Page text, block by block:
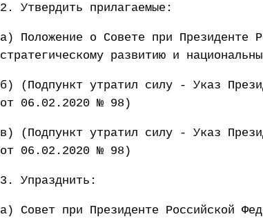
2. Утвердить прилагаемые:
а) Положение о Совете при Президенте
стратегическому развитию и
б) (Подпункт утратил силу - Указ
от 06.02.2020 № 98)
в) (Подпункт утратил силу - Указ
от 06.02.2020 № 98)
3. Упразднить:
а) Совет при Президенте Российской